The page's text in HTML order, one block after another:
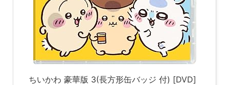
ちいかわ 豪華版 3(長方形缶バッジ 付) [DVD]